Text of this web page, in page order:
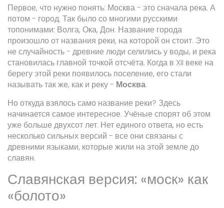
Первое, что нужно понять: Москва - это сначала река. А
потом - город. Так было со многими русскими
топонимами: Волга, Ока, Дон. Название города
произошло от названия реки, на которой он стоит. Это
не случайность - древние люди селились у воды, и река
становилась главной точкой отсчёта. Когда в XII веке на
берегу этой реки появилось поселение, его стали
называть так же, как и реку - Москва.
Но откуда взялось само название реки? Здесь
начинается самое интересное. Учёные спорят об этом
уже больше двухсот лет. Нет единого ответа, но есть
несколько сильных версий - все они связаны с
древними языками, которые жили на этой земле до
славян.
Славянская версия: «моск» как
«болото»